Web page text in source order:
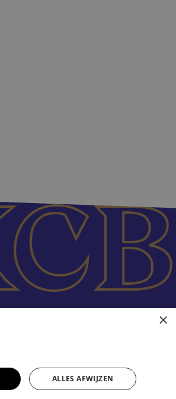
×
ALLES AFWIJZEN